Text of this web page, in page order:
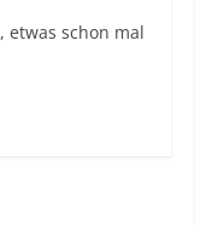
etwas schon mal